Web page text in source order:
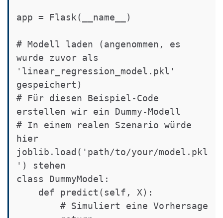
app = Flask(__name__)
# Modell laden (angenommen, es
wurde zuvor als
'linear_regression_model.pkl'
gespeichert)
# Für diesen Beispiel-Code
erstellen wir ein Dummy-Modell
# In einem realen Szenario würde
hier
joblib.load('path/to/your/model.pkl
') stehen
class DummyModel: